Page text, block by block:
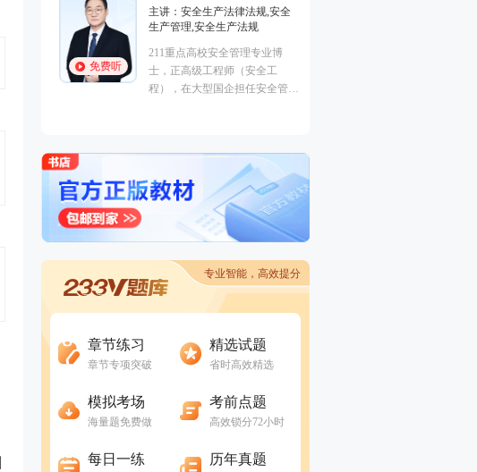
免费听
主讲：安全生产法律法规,安全
生产管理,安全生产法规
211重点高校安全管理专业博
士，正高级工程师（安全工
程），在大型国企担任安全管理
实际问题有着独到的见解。
专业智能，高效提分
章节练习
章节专项突破
精选试题
省时高效精选
模拟考场
海量题免费做
考前点题
高效锁分72小时
每日一练 历年真题